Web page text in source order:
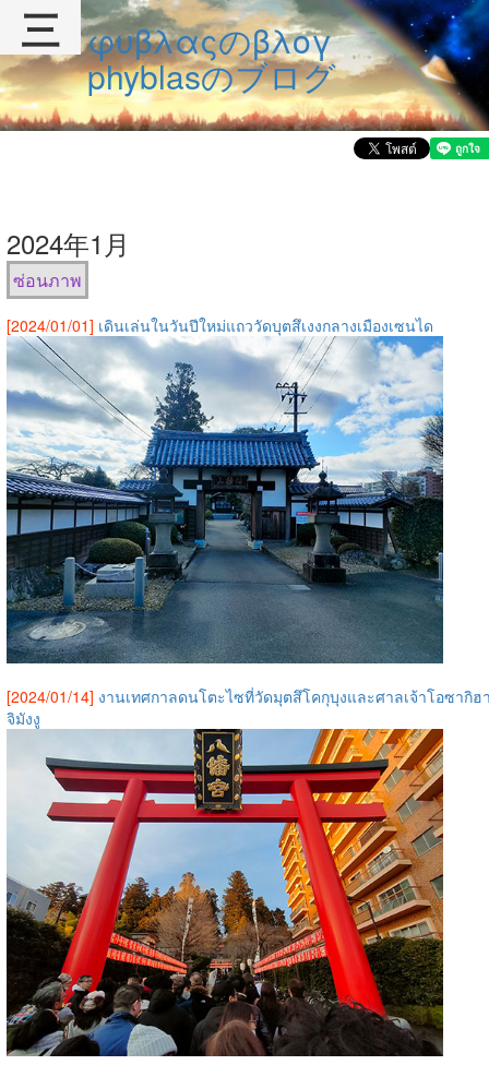
φυβλαςのβλογ
phyblasのブログ
2024年1月
ซ่อนภาพ
[2024/01/01] เดินเล่นในวันปีใหม่แถววัดบุตสึเงงกลางเมืองเซนได
[2024/01/14] งานเทศกาลดนโตะไซที่วัดมุตสึโคกุบุงและศาลเจ้าโอซากิฮ
จิมังงู
三